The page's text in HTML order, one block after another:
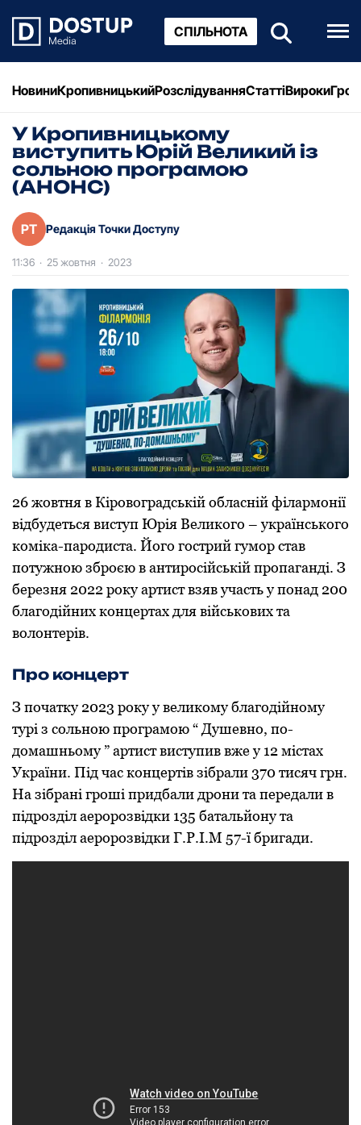
СПІЛЬНОТА
НовиниКропивницькийРозслідуванняСтаттіВироки
У Кропивницькому
виступить Юрій Великий із
сольною програмою
(АНОНС)
РТ Редакція Точки Доступу
11:36 · 25 жовтня · 2023
26 жовтня в Кіровоградській обласній філармонії
відбудеться виступ Юрія Великого – українського
коміка-пародиста. Його гострий гумор став
потужною зброєю в антиросійській пропаганді. З
березня 2022 року артист взяв участь у понад 200
благодійних концертах для військових та
волонтерів.
Про концерт
З початку 2023 року у великому благодійному
турі з сольною програмою “ Душевно, по-
домашньому ” артист виступив вже у 12 містах
України. Під час концертів зібрали 370 тисяч грн.
На зібрані гроші придбали дрони та передали в
підрозділ аеророзвідки 135 батальйону та
підрозділ аеророзвідки Г.Р.І.М 57-ї бригади.